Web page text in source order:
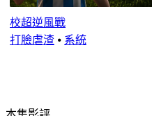
校超逆風戰
打臉虐渣 ⦁ 系統